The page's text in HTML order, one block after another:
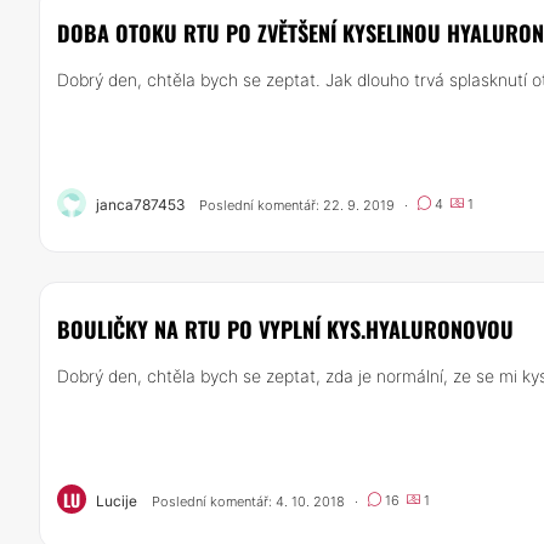
DOBA OTOKU RTU PO ZVĚTŠENÍ KYSELINOU
Dobrý den, chtěla bych se zeptat. Jak dlouho trvá splasknutí
janca787453 Poslední komentář: 22. 9. 2019 · 4 1
BOULIČKY NA RTU PO VYPLNÍ KYS.HYALURONOVOU
Dobrý den, chtěla bych se zeptat, zda je normální, ze se mi
LU Lucije Poslední komentář: 4. 10. 2018 · 16 1